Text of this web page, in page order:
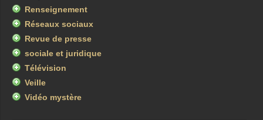
Renseignement
Réseaux sociaux
Revue de presse
sociale et juridique
Télévision
Veille
Vidéo mystère